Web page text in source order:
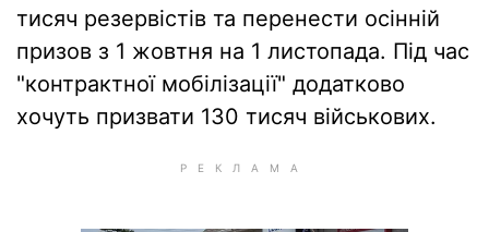
тисяч резервістів та перенести осінній
призов з 1 жовтня на 1 листопада. Під час
"контрактної мобілізації" додатково
хочуть призвати 130 тисяч військових.